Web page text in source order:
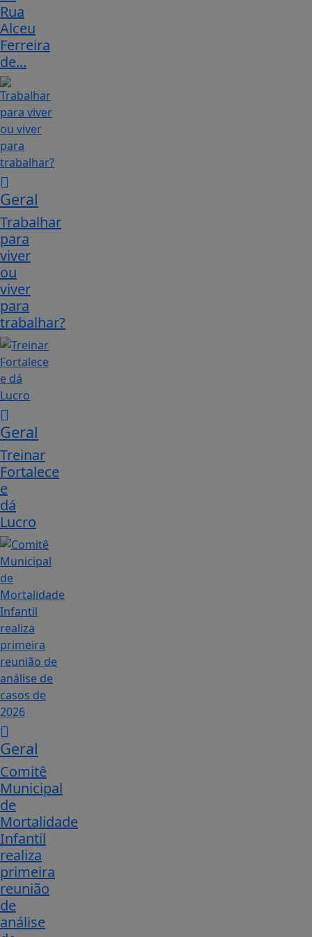
Rua
Alceu
Ferreira
de...
Geral
Trabalhar
para
viver
ou
viver
para
trabalhar?
Geral
Treinar
Fortalece
e
dá
Lucro
Geral
Comitê
Municipal
de
Mortalidade
Infantil
realiza
primeira
reunião
de
análise